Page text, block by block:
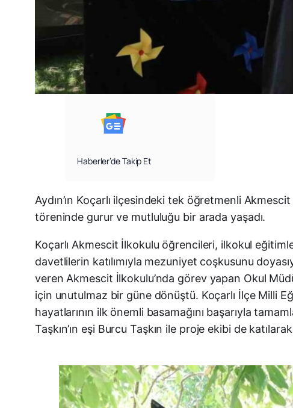
Haberler’de Takip Et
Aydın’ın Koçarlı ilçesindeki tek öğretmenli
töreninde gurur ve mutluluğu bir arada yaşadı.
Koçarlı Akmescit İlkokulu öğrencileri, ilkokul
davetlilerin katılımıyla mezuniyet coşkusunu
veren Akmescit İlkokulu’nda görev yapan Okul
için unutulmaz bir güne dönüştü. Koçarlı İlçe Milli
hayatlarının ilk önemli basamağını başarıyla
Taşkın’ın eşi Burcu Taşkın ile proje ekibi de